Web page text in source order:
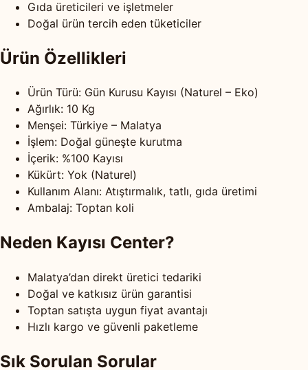
Gıda üreticileri ve işletmeler
Doğal ürün tercih eden tüketiciler
Ürün Özellikleri
Ürün Türü: Gün Kurusu Kayısı (Naturel – Eko)
Ağırlık: 10 Kg
Menşei: Türkiye – Malatya
İşlem: Doğal güneşte kurutma
İçerik: %100 Kayısı
Kükürt: Yok (Naturel)
Kullanım Alanı: Atıştırmalık, tatlı, gıda üretimi
Ambalaj: Toptan koli
Neden Kayısı Center?
Malatya’dan direkt üretici tedariki
Doğal ve katkısız ürün garantisi
Toptan satışta uygun fiyat avantajı
Hızlı kargo ve güvenli paketleme
Sık Sorulan Sorular